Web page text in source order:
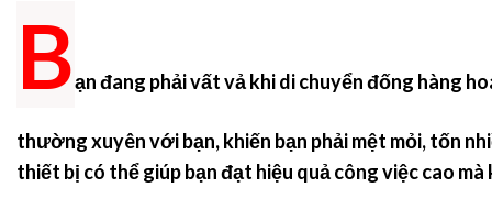
Bạn đang phải vất vả khi di chuyển đống hàng
thường xuyên với bạn, khiến bạn phải mệt mỏi, tốn
thiết bị có thể giúp bạn đạt hiệu quả công việc cao